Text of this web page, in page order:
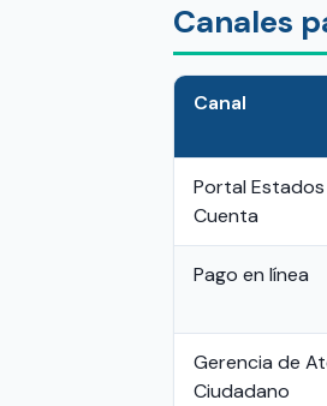
Canales
Canal
Portal
Cuenta
Pago en línea
Gerencia de
Ciudadano